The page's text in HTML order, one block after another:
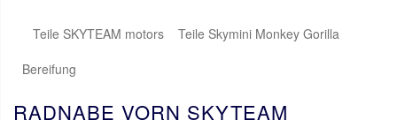
Teile SKYTEAM motors
Teile Skymini Monkey Gorilla
Bereifung
RADNABE VORN SKYTEAM